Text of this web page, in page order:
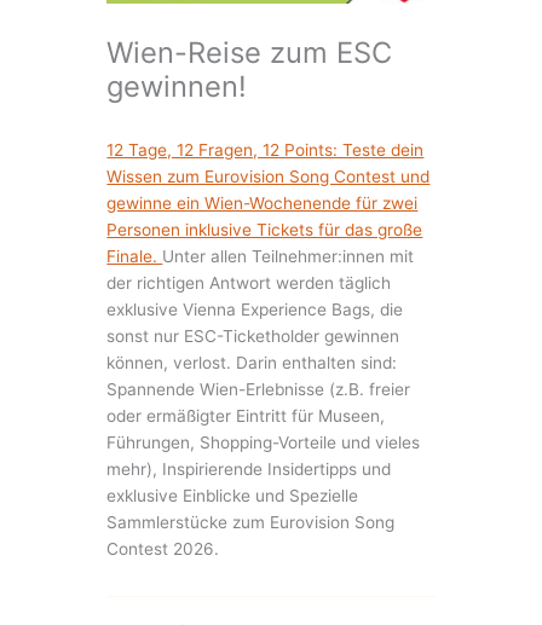
Wien-Reise zum ESC
gewinnen!
12 Tage, 12 Fragen, 12 Points: Teste dein
Wissen zum Eurovision Song Contest und
gewinne ein Wien-Wochenende für zwei
Personen inklusive Tickets für das große
Finale. Unter allen Teilnehmer:innen mit
der richtigen Antwort werden täglich
exklusive Vienna Experience Bags, die
sonst nur ESC-Ticketholder gewinnen
können, verlost. Darin enthalten sind:
Spannende Wien-Erlebnisse (z.B. freier
oder ermäßigter Eintritt für Museen,
Führungen, Shopping-Vorteile und vieles
mehr), Inspirierende Insidertipps und
exklusive Einblicke und Spezielle
Sammlerstücke zum Eurovision Song
Contest 2026.